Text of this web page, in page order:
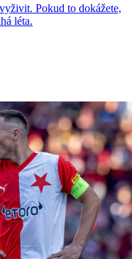
Pokud to dokážete,
léta.